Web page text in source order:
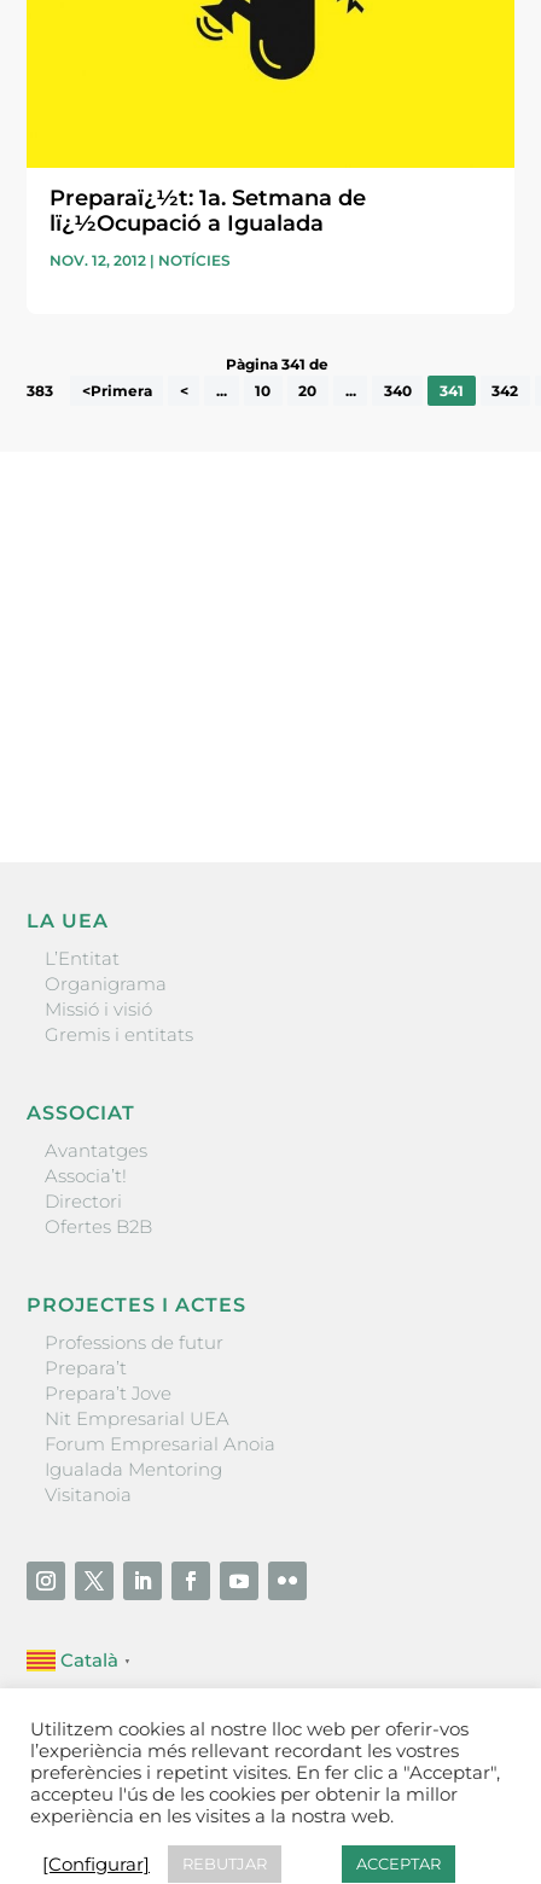
Preparaï¿½t: 1a. Setmana de
lï¿½Ocupació a Igualada
NOV. 12, 2012 | NOTÍCIES
Pàgina 341 de
383
<Primera < ... 10 20 ... 340 341 342
LA UEA
L’Entitat
Organigrama
Missió i visió
Gremis i entitats
ASSOCIAT
Avantatges
Associa’t!
Directori
Ofertes B2B
PROJECTES I ACTES
Professions de futur
Prepara’t
Prepara’t Jove
Nit Empresarial UEA
Forum Empresarial Anoia
Igualada Mentoring
Visitanoia
Català ▼
Unió Empresarial de l’Anoia (UEA)
Ctra. de Manresa, 131, 08700 – Igualada(Barcelona)
Tel 93 805 22 92
Contactar
de cookies [Configurar]
Utilitzem cookies al nostre lloc web per oferir-vos
l’experiència més rellevant recordant les vostres
preferències i repetint visites. En fer clic a "Acceptar",
accepteu l'ús de les cookies per obtenir la millor
experiència en les visites a la nostra web.
[Configurar] REBUTJAR ACCEPTAR